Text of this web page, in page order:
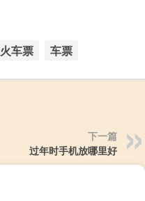
火车票 车票
下一篇
过年时手机放哪里好